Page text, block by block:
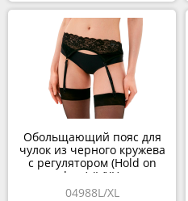
Обольщающий пояс для
чулок из черного кружева
с регулятором (Hold on
love) (L/XL)
04988L/XL